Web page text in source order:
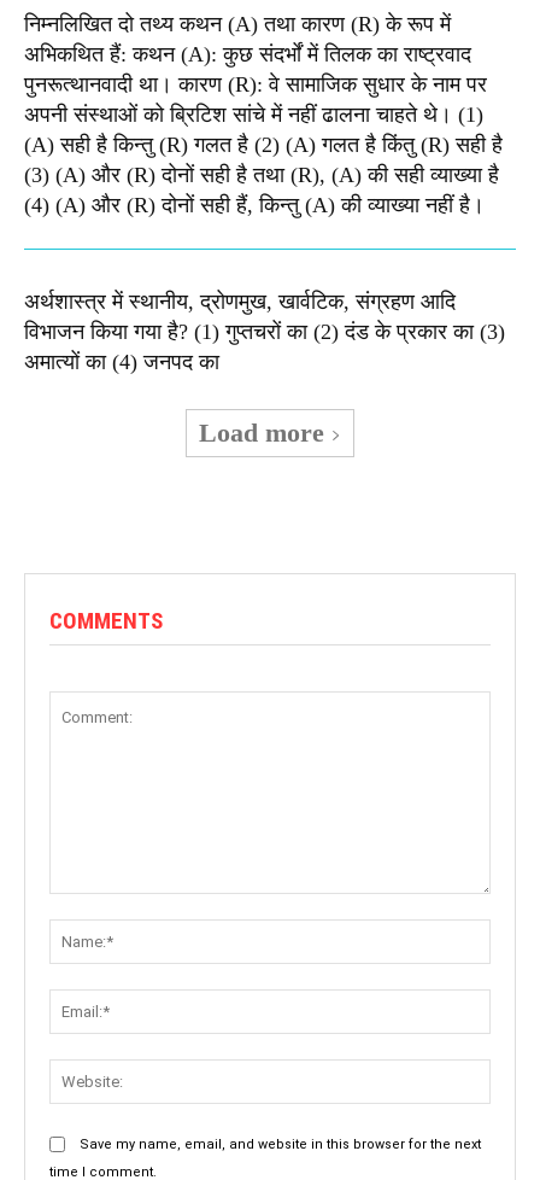
निम्नलिखित दो तथ्य कथन (A) तथा कारण (R) के रूप में
अभिकथित हैं: कथन (A): कुछ संदर्भों में तिलक का राष्ट्रवाद
पुनरूत्थानवादी था। कारण (R): वे सामाजिक सुधार के नाम पर
अपनी संस्थाओं को ब्रिटिश सांचे में नहीं ढालना चाहते थे। (1)
(A) सही है किन्तु (R) गलत है (2) (A) गलत है किंतु (R) सही है
(3) (A) और (R) दोनों सही है तथा (R), (A) की सही व्याख्या है
(4) (A) और (R) दोनों सही हैं, किन्तु (A) की व्याख्या नहीं है।
अर्थशास्त्र में स्थानीय, द्रोणमुख, खार्वटिक, संग्रहण आदि
विभाजन किया गया है? (1) गुप्तचरों का (2) दंड के प्रकार का (3)
अमात्यों का (4) जनपद का
Load more
COMMENTS
Save my name, email, and website in this browser for the next
time I comment.